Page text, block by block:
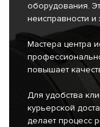
оборудования.
неисправности и
Мастера центра
повышает
Для удобства
курьерской
делает процесс